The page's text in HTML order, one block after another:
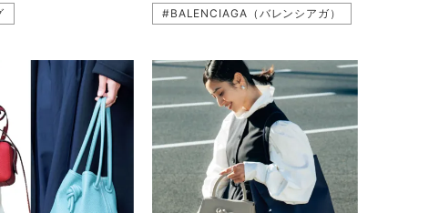
#ANYA HINDMARCH（アニヤ・ハインドマーチ）
（アンテプリマ）
ァレクストラ）
ッグ
ゴヤール）
#BALENCIAGA（バレンシアガ）
#VASIC（ヴァジック）
#ANTEPRIMA（アンテプリマ）
#Valextra（ヴァレクストラ）
#黒バッグ
#GOYARD（ゴヤール）
#ブランドバッグ